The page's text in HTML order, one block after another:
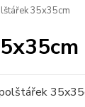
35x35cm